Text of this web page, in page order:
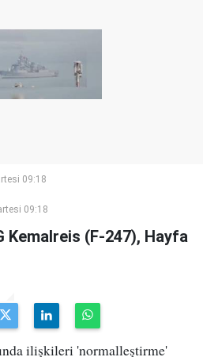
09:18
09:18
Kemalreis (F-247), Hayfa
ilişkileri 'normalleştirme'